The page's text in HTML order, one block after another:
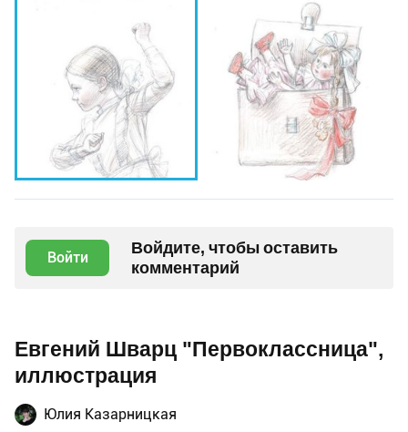
Войти
Войдите, чтобы оставить
комментарий
Евгений Шварц "Первоклассница",
иллюстрация
Юлия Казарницкая